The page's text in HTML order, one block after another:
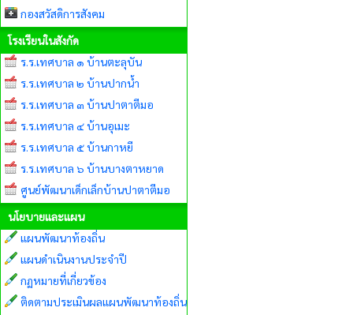
กองสวัสดิการสังคม
โรงเรียนในสังกัด
ร.ร.เทศบาล ๑ บ้านตะลุบัน
ร.ร.เทศบาล ๒ บ้านปากน้ำ
ร.ร.เทศบาล ๓ บ้านปาตาตีมอ
ร.ร.เทศบาล ๔ บ้านอุเมะ
ร.ร.เทศบาล ๕ บ้านกาหยี
ร.ร.เทศบาล ๖ บ้านบางตาหยาด
ศูนย์พัฒนาเด็กเล็กบ้านปาตาตีมอ
นโยบายและแผน
แผนพัฒนาท้องถิ่น
แผนดำเนินงานประจำปี
กฏหมายที่เกี่ยวข้อง
ติดตามประเมินผลแผนพัฒนาท้องถิ่น